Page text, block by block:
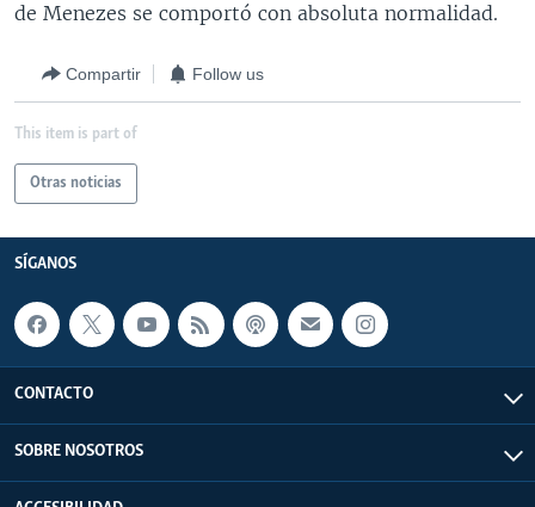
de Menezes se comportó con absoluta normalidad.
Compartir Follow us
This item is part of
Otras noticias
SÍGANOS
CONTACTO
SOBRE NOSOTROS